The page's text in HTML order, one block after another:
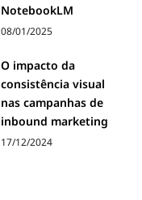
NotebookLM
08/01/2025
O impacto da
consistência visual
nas campanhas de
inbound marketing
17/12/2024